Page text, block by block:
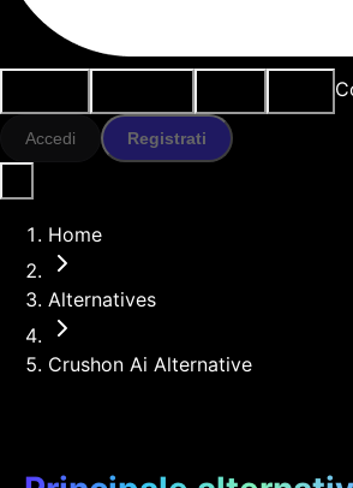
Accedi Registrati
Home
Alternatives
Crushon Ai Alternative